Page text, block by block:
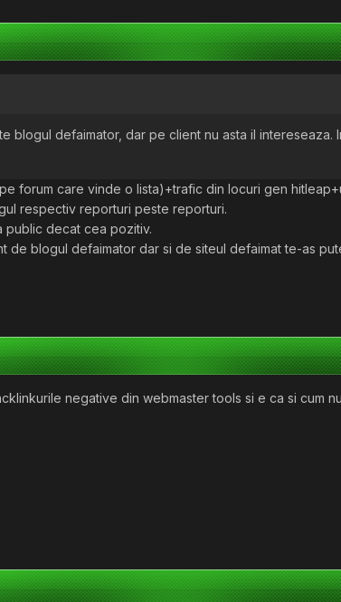
blogul defaimator, dar pe client nu asta il
forum care vinde o lista)+trafic din locuri gen
respectiv reporturi peste reporturi.
public decat cea pozitiv.
de blogul defaimator dar si de siteul defaimat te-as
negative din webmaster tools si e ca si cum